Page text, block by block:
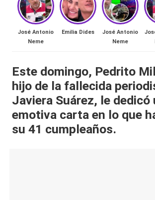
a
🔥
e
al
it
y
redes
lacvc.com
José Antonio
Neme
Emilia Dides
José Antonio
Neme
Este domingo, Pedrito
hijo de la fallecida
Javiera Suárez, le dedicó
emotiva carta en lo que
su 41 cumpleaños.